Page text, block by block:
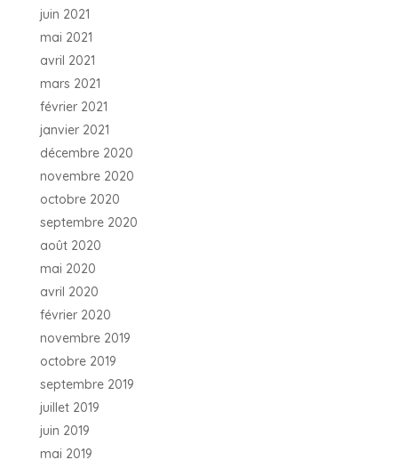
juin 2021
mai 2021
avril 2021
mars 2021
février 2021
janvier 2021
décembre 2020
novembre 2020
octobre 2020
septembre 2020
août 2020
mai 2020
avril 2020
février 2020
novembre 2019
octobre 2019
septembre 2019
juillet 2019
juin 2019
mai 2019